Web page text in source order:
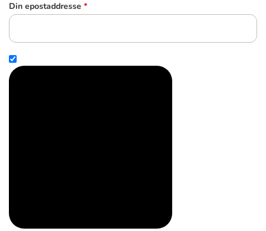
Din epostaddresse *